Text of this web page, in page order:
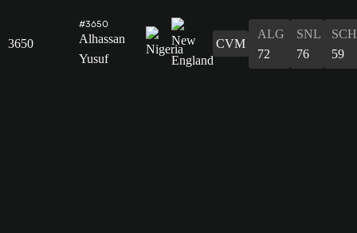
3650
#3650
Alhassan
Yusuf
CVM
ALG
72
SNL
76
SCH
59